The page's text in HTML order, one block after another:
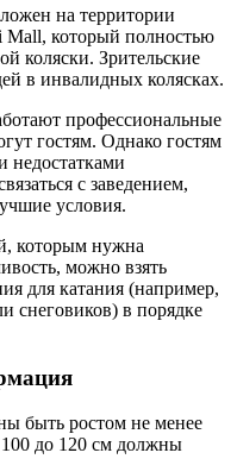
на территории
Mall, который полностью
коляски. Зрительские
в инвалидных колясках.
профессиональные
гостям. Однако гостям
недостатками
с заведением,
условия.
которым нужна
можно взять
для катания (например,
снеговиков) в порядке
быть ростом не менее
до 120 см должны